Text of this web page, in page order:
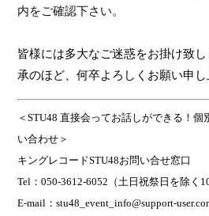
内をご確認下さい。
皆様には多大なご迷惑をお掛け致
承のほど、何卒よろしくお願い申し
＜STU48直接会ってお話しができる！個
い合わせ＞
キングレコードSTU48お問い合せ窓口
Tel ：050-3612-6052 （土日祝祭日を除く
E-mail ：stu48_event_info@support-